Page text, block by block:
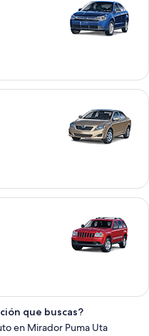
que buscas?
en Mirador Puma Uta